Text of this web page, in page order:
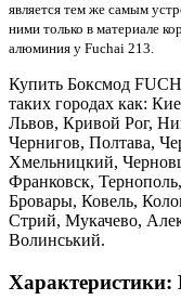
является тем же самым
ними только в материале
алюминия у Fuchai 213.
Купить Боксмод
таких городах как:
Львов, Кривой Рог,
Чернигов, Полтава,
Хмельницкий,
Франковск,
Бровары, Ковель,
Стрий, Мукачево,
Волинський.